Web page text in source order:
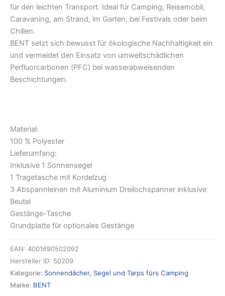
für den leichten Transport. Ideal für Camping, Reisemobil,
Caravaning, am Strand, im Garten, bei Festivals oder beim
Chillen.
BENT setzt sich bewusst für ökologische Nachhaltigkeit ein
und vermeidet den Einsatz von umweltschädlichen
Perfluorcarbonen (PFC) bei wasserabweisenden
Beschichtungen.
Material:
100 % Polyester
Lieferumfang:
Inklusive 1 Sonnensegel
1 Tragetasche mit Kordelzug
3 Abspannleinen mit Aluminium Dreilochspanner inklusive
Beutel
Gestänge-Tasche
Grundplatte für optionales Gestänge
EAN: 4001690502092
Hersteller ID: 50209
Kategorie: Sonnendächer, Segel und Tarps fürs Camping
Marke: BENT